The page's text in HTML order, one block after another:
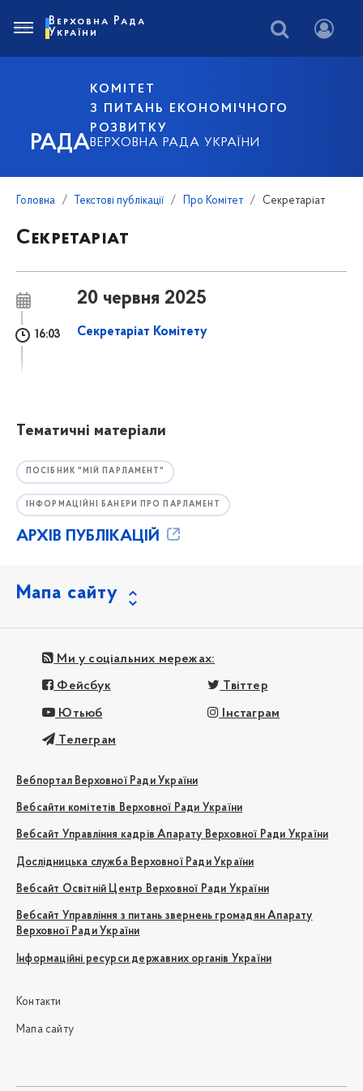
РАДА
КОМІТЕТ
З ПИТАНЬ ЕКОНОМІЧНОГО
РОЗВИТКУ
ВЕРХОВНА РАДА УКРАЇНИ
Верховна Рада
України
Головна Текстові публікації Про Комітет Секретаріат
Секретаріат
20 червня 2025
16:03 Секретаріат Комітету
Тематичні матеріали
ПОСІБНИК "МІЙ ПАРЛАМЕНТ"
ІНФОРМАЦІЙНІ БАНЕРИ ПРО ПАРЛАМЕНТ
АРХІВ ПУБЛІКАЦІЙ
Мапа сайту
Ми у соціальних мережах:
Фейсбук Твіттер
Ютьюб Інстаграм
Телеграм
Вебпортал Верховної Ради України
Вебсайти комітетів Верховної Ради України
Вебсайт Управління кадрів Апарату Верховної Ради України
Дослідницька служба Верховної Ради України
Вебсайт Освітній Центр Верховної Ради України
Вебсайт Управління з питань звернень громадян Апарату
Верховної Ради України
Інформаційні ресурси державних органів України
Контакти
Мапа сайту